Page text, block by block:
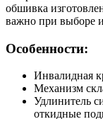
обшивка
важно при выборе
Особенности:
Инвалидная
Механизм
Удлинитель
откидные